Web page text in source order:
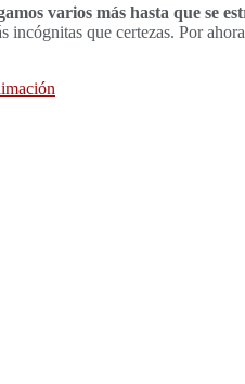
varios más hasta que se
incógnitas que certezas. Por ahora